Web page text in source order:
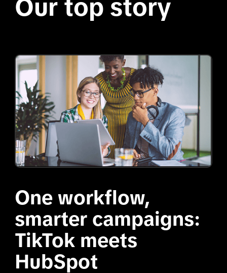
Our top story
One workflow,
smarter campaigns:
TikTok meets
HubSpot